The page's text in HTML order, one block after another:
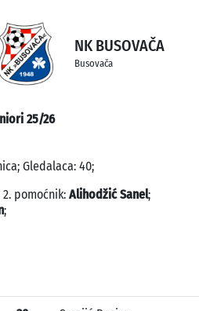
NK BUSOVAČA
Busovača
25/26
Gledalaca: 40;
2. pomoćnik: Alihodžić Sanel;
;